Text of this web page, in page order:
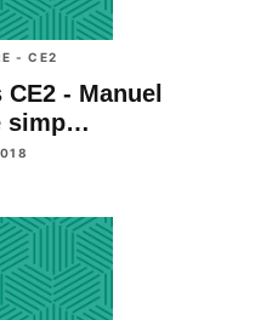
- CE2
- Manuel
simp…